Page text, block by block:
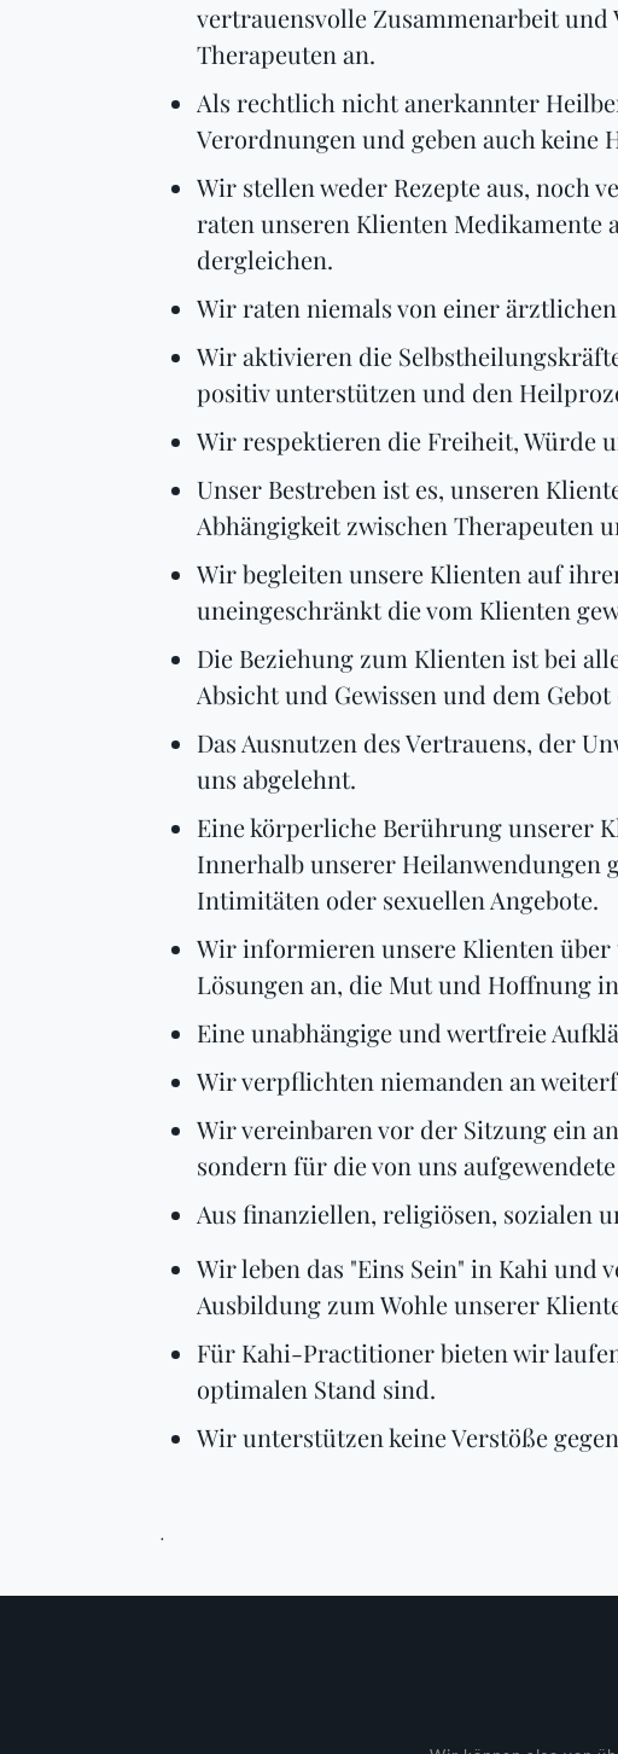
vertrauensvolle Zusammenarbeit
Therapeuten an.
Als rechtlich nicht anerkannter
Verordnungen und geben auch keine
Wir stellen weder Rezepte aus, noch
raten unseren Klienten Medikamente
dergleichen.
Wir raten niemals von einer
Wir aktivieren die
positiv unterstützen und den
Wir respektieren die Freiheit, Würde
Unser Bestreben ist es, unseren
Abhängigkeit zwischen Therapeuten
Wir begleiten unsere Klienten auf
uneingeschränkt die vom Klienten
Die Beziehung zum Klienten ist bei
Absicht und Gewissen und dem
Das Ausnutzen des Vertrauens, der
uns abgelehnt.
Eine körperliche Berührung unserer
Innerhalb unserer Heilanwendungen
Intimitäten oder sexuellen Angebote.
Wir informieren unsere Klienten über
Lösungen an, die Mut und Hoffnung
Eine unabhängige und wertfreie
Wir verpflichten niemanden an
Wir vereinbaren vor der Sitzung ein
sondern für die von uns
Aus finanziellen, religiösen, sozialen
Wir leben das "Eins Sein" in Kahi
Ausbildung zum Wohle unserer
Für Kahi-Practitioner bieten wir
optimalen Stand sind.
Wir unterstützen keine Verstöße
.